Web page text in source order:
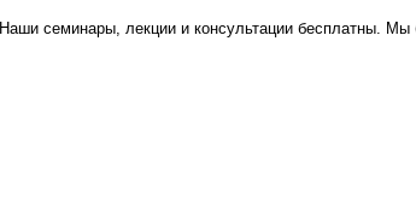
Наши семинары, лекции и консультации бесплатны.